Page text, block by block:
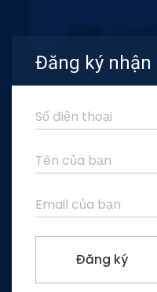
Đăng ký